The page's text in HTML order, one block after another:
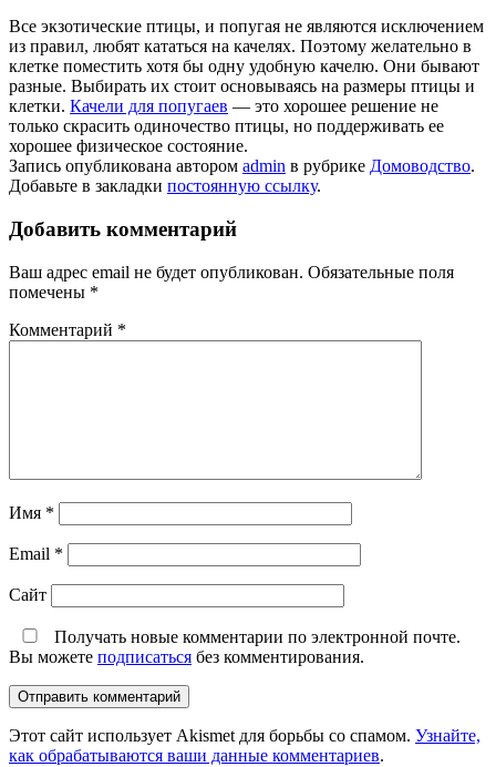
Все экзотические птицы, и попугая не являются исключением
из правил, любят кататься на качелях. Поэтому желательно в
клетке поместить хотя бы одну удобную качелю. Они бывают
разные. Выбирать их стоит основываясь на размеры птицы и
клетки. Качели для попугаев — это хорошее решение не
только скрасить одиночество птицы, но поддерживать ее
хорошее физическое состояние.
Запись опубликована автором admin в рубрике Домоводство.
Добавьте в закладки постоянную ссылку.
Добавить комментарий
Ваш адрес email не будет опубликован. Обязательные поля
помечены *
Комментарий *
Имя *
Email *
Сайт
Получать новые комментарии по электронной почте.
Вы можете подписаться без комментирования.
Этот сайт использует Akismet для борьбы со спамом. Узнайте,
как обрабатываются ваши данные комментариев.